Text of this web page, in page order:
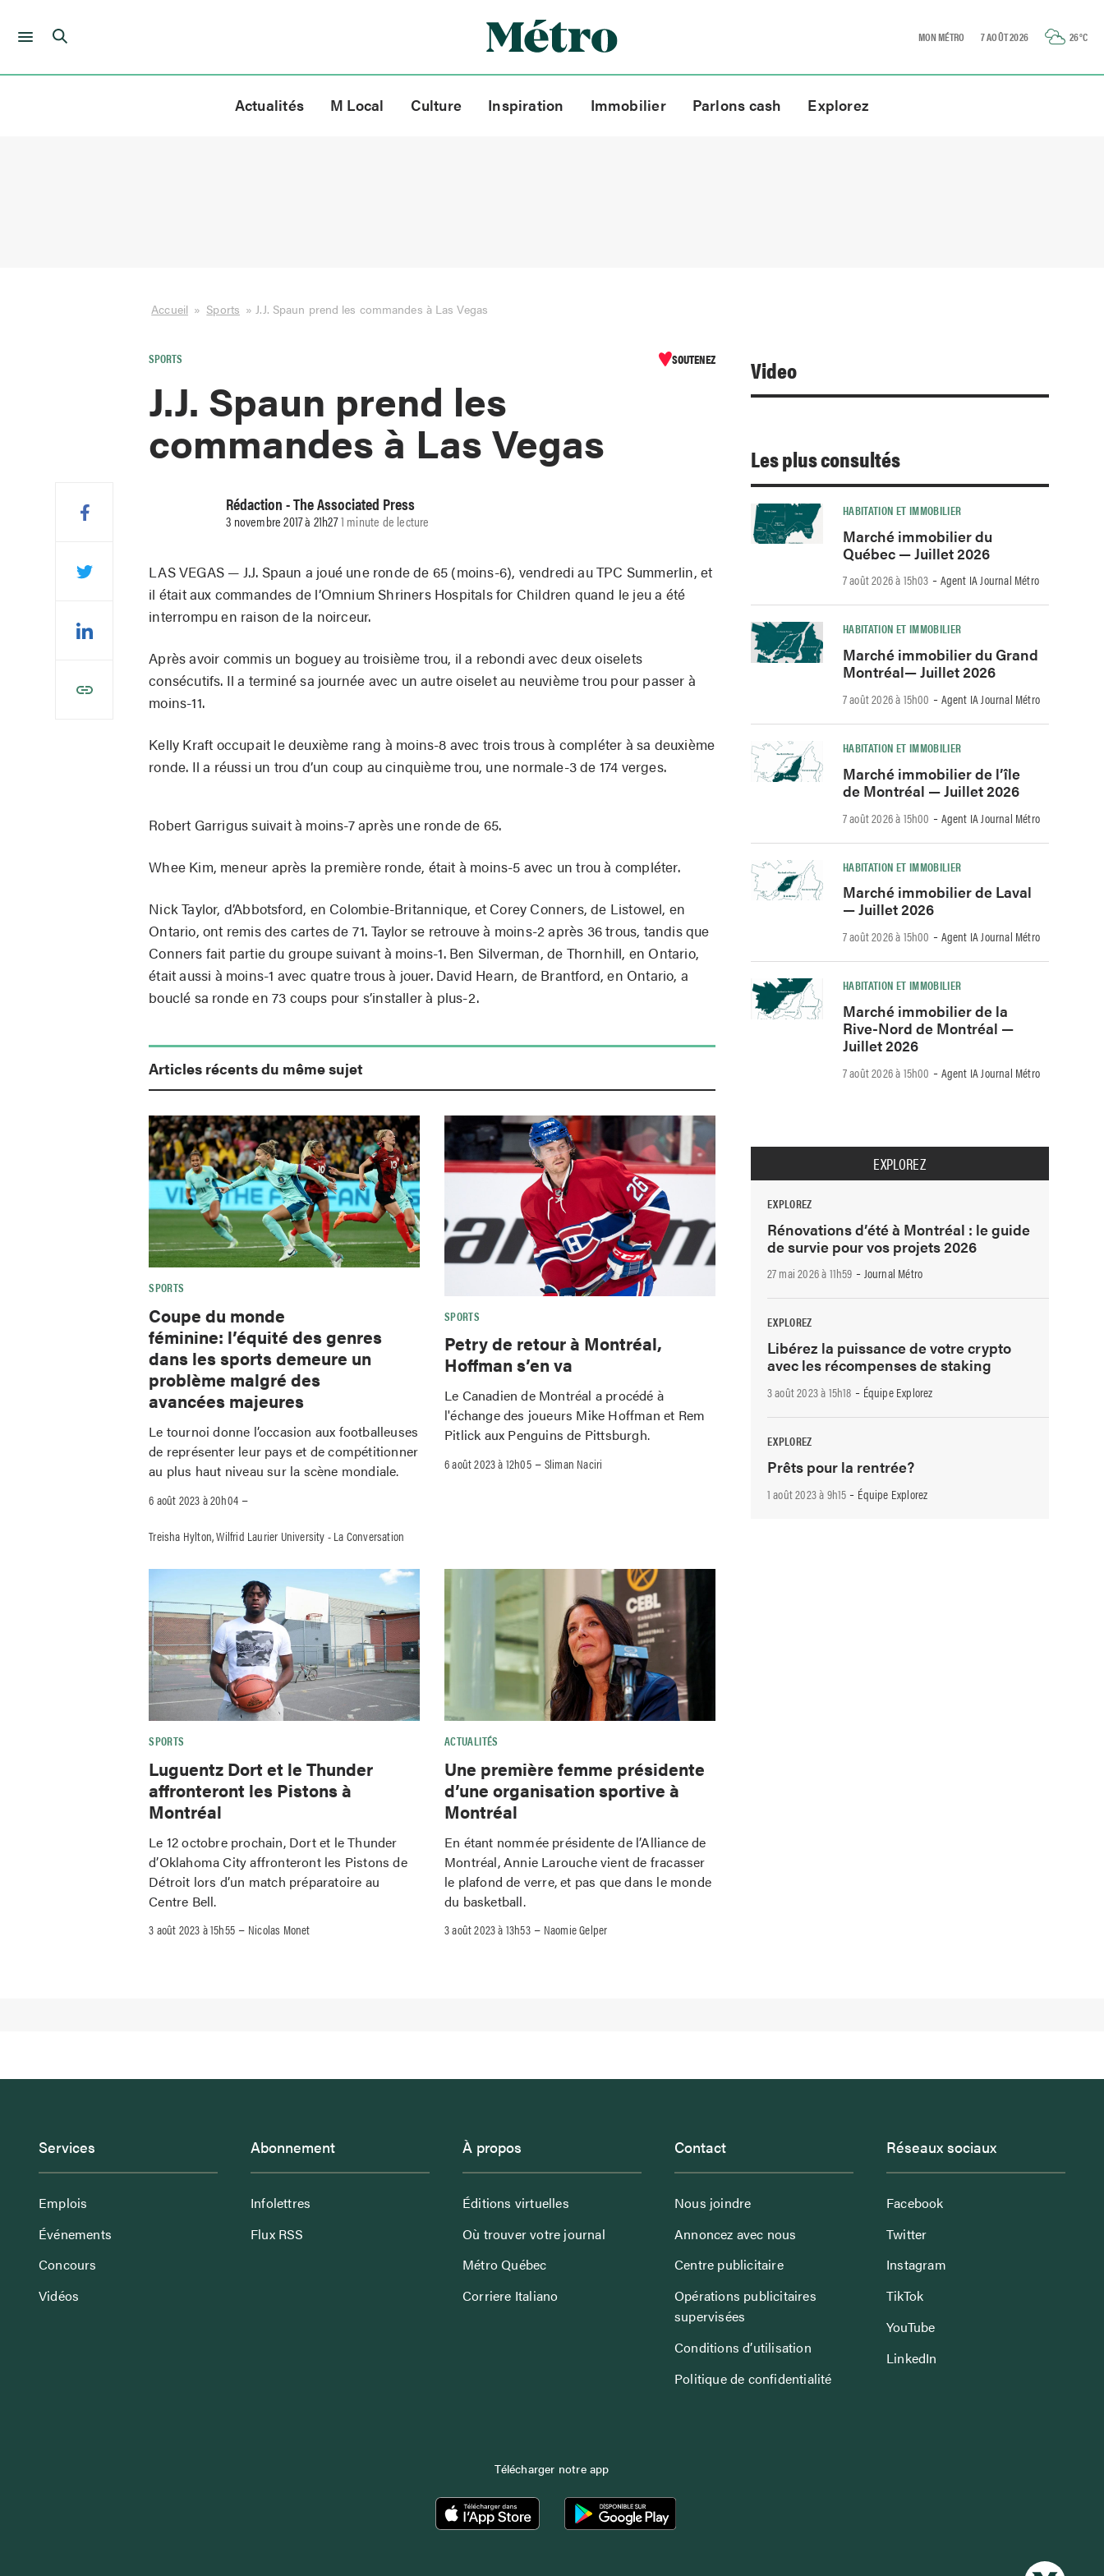
Skip
MON MÉTRO 7 AOÛT 2026 26°C
Actualités M Local Culture Inspiration Immobilier Parlons cash Explorez
Accueil » Sports »J.J. Spaun prend les commandes à Las Vegas
SPORTS SOUTENEZ
J.J. Spaun prend les
commandes à Las Vegas
Rédaction - The Associated Press
3 novembre 2017 à 21h271 minute de lecture
LAS VEGAS — J.J. Spaun a joué une ronde de 65 (moins-6), vendredi au TPC Summerlin, et
il était aux commandes de l’Omnium Shriners Hospitals for Children quand le jeu a été
interrompu en raison de la noirceur.
Après avoir commis un boguey au troisième trou, il a rebondi avec deux oiselets
consécutifs. Il a terminé sa journée avec un autre oiselet au neuvième trou pour passer à
moins-11.
Kelly Kraft occupait le deuxième rang à moins-8 avec trois trous à compléter à sa deuxième
ronde. Il a réussi un trou d’un coup au cinquième trou, une normale-3 de 174 verges.
Robert Garrigus suivait à moins-7 après une ronde de 65.
Whee Kim, meneur après la première ronde, était à moins-5 avec un trou à compléter.
Nick Taylor, d’Abbotsford, en Colombie-Britannique, et Corey Conners, de Listowel, en
Ontario, ont remis des cartes de 71. Taylor se retrouve à moins-2 après 36 trous, tandis que
Conners fait partie du groupe suivant à moins-1. Ben Silverman, de Thornhill, en Ontario,
était aussi à moins-1 avec quatre trous à jouer. David Hearn, de Brantford, en Ontario, a
bouclé sa ronde en 73 coups pour s’installer à plus-2.
Articles récents du même sujet
SPORTS
Coupe du monde
féminine: l’équité des genres
dans les sports demeure un
problème malgré des
avancées majeures
Le tournoi donne l’occasion aux footballeuses
de représenter leur pays et de compétitionner
au plus haut niveau sur la scène mondiale.
6 août 2023 à 20h04 –
Treisha Hylton, Wilfrid Laurier University - La Conversation
SPORTS
Petry de retour à Montréal,
Hoffman s’en va
Le Canadien de Montréal a procédé à
l'échange des joueurs Mike Hoffman et Rem
Pitlick aux Penguins de Pittsburgh.
6 août 2023 à 12h05–Sliman Naciri
SPORTS
Luguentz Dort et le Thunder
affronteront les Pistons à
Montréal
Le 12 octobre prochain, Dort et le Thunder
d’Oklahoma City affronteront les Pistons de
Détroit lors d’un match préparatoire au
Centre Bell.
3 août 2023 à 15h55 – Nicolas Monet
ACTUALITÉS
Une première femme présidente
d’une organisation sportive à
Montréal
En étant nommée présidente de l’Alliance de
Montréal, Annie Larouche vient de fracasser
le plafond de verre, et pas que dans le monde
du basketball.
3 août 2023 à 13h53– Naomie Gelper
Video
Les plus consultés
HABITATION ET IMMOBILIER
Marché immobilier du
Québec — Juillet 2026
7 août 2026 à 15h03 -Agent IA Journal Métro
HABITATION ET IMMOBILIER
Marché immobilier du Grand
Montréal— Juillet 2026
7 août 2026 à 15h00 -Agent IA Journal Métro
HABITATION ET IMMOBILIER
Marché immobilier de l’île
de Montréal — Juillet 2026
7 août 2026 à 15h00 -Agent IA Journal Métro
HABITATION ET IMMOBILIER
Marché immobilier de Laval
— Juillet 2026
7 août 2026 à 15h00 -Agent IA Journal Métro
HABITATION ET IMMOBILIER
Marché immobilier de la
Rive-Nord de Montréal —
Juillet 2026
7 août 2026 à 15h00 -Agent IA Journal Métro
EXPLOREZ
EXPLOREZ
Rénovations d’été à Montréal : le guide
de survie pour vos projets 2026
27 mai 2026 à 11h59 -Journal Métro
EXPLOREZ
Libérez la puissance de votre crypto
avec les récompenses de staking
3 août 2023 à 15h18 - Équipe Explorez
EXPLOREZ
Prêts pour la rentrée?
1 août 2023 à 9h15 - Équipe Explorez
Services
Emplois
Événements
Concours
Vidéos
Abonnement
Infolettres
Flux RSS
À propos
Éditions virtuelles
Où trouver votre journal
Métro Québec
Corriere Italiano
Contact
Nous joindre
Annoncez avec nous
Centre publicitaire
Opérations publicitaires
supervisées
Conditions d’utilisation
Politique de confidentialité
Réseaux sociaux
Facebook
Twitter
Instagram
TikTok
YouTube
LinkedIn
Télécharger notre app